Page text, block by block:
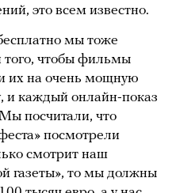
это всем известно.
мы тоже
чтобы фильмы
их на очень мощную
и каждый онлайн-показ
посчитали, что
посмотрели
смотрит наш
газеты», то мы должны